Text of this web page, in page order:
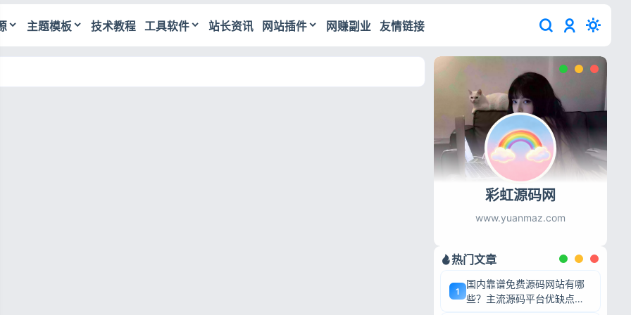
主题模板 技术教程 工具软件 站长资讯 网站插件 网赚副业 友情链接
彩虹源码网
www.yuanmaz.com
热门文章
1
国内靠谱免费源码网站有哪
些？主流源码平台优缺点深